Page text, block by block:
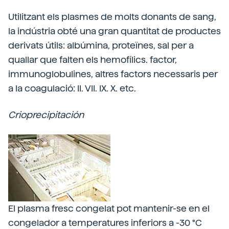
Utilitzant els plasmes de molts donants de sang,
la indústria obté una gran quantitat de productes
derivats útils: albúmina, proteïnes, sal per a
quallar que falten els hemofílics. factor,
immunoglobulines, altres factors necessaris per
a la coagulació: II. VII. IX. X. etc.
Crioprecipitación
El plasma fresc congelat pot mantenir-se en el
congelador a temperatures inferiors a -30 °C